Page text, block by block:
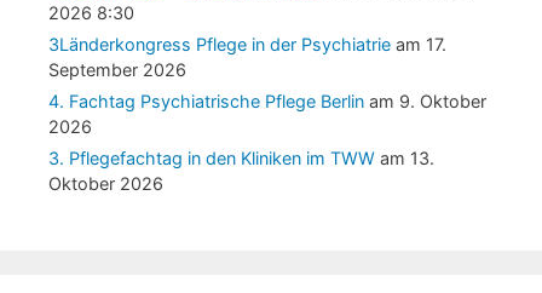
2026 8:30
3Länderkongress Pflege in der Psychiatrie am 17.
September 2026
4. Fachtag Psychiatrische Pflege Berlin am 9. Oktober
2026
3. Pflegefachtag in den Kliniken im TWW am 13.
Oktober 2026